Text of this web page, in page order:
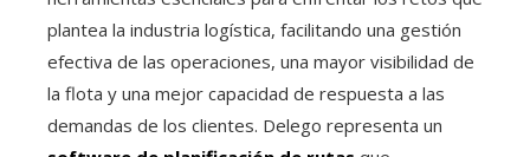
plantea la industria logística, facilitando una gestión
efectiva de las operaciones, una mayor visibilidad de
la flota y una mejor capacidad de respuesta a las
demandas de los clientes. Delego representa un